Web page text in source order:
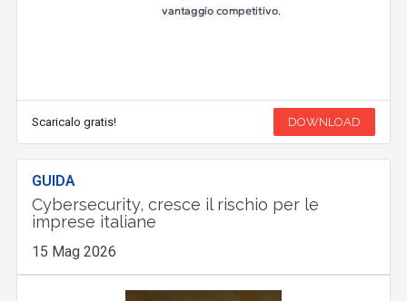
Scaricalo gratis! DOWNLOAD
GUIDA
Cybersecurity, cresce il rischio per le
imprese italiane
15 Mag 2026